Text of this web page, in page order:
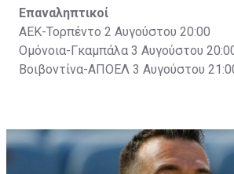
Επαναληπτικοί
ΑΕΚ-Τορπέντο 2 Αυγούστου 20:00
Ομόνοια-Γκαμπάλα 3 Αυγούστου
Βοιβοντίνα-ΑΠΟΕΛ 3 Αυγούστου